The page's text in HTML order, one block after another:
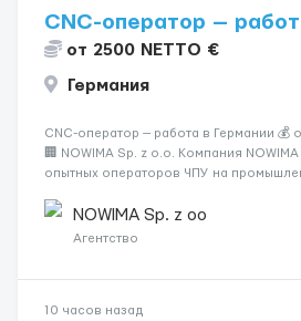
CNC-оператор —
от 2500 NETTO €
Германия
CNC-оператор — работа в Германии 💰
🏢 NOWIMA Sp. z o.o. Компания
опытных операторов ЧПУ на
Проживание, оформление и билеты — за
NOWIMA Sp. z oo
Агентство
10 часов назад